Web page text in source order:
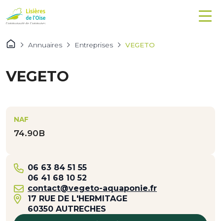
Annuaires Entreprises VEGETO
VEGETO
NAF
74.90B
06 63 84 51 55
06 41 68 10 52
contact@vegeto-aquaponie.fr
17 RUE DE L'HERMITAGE
60350 AUTRECHES